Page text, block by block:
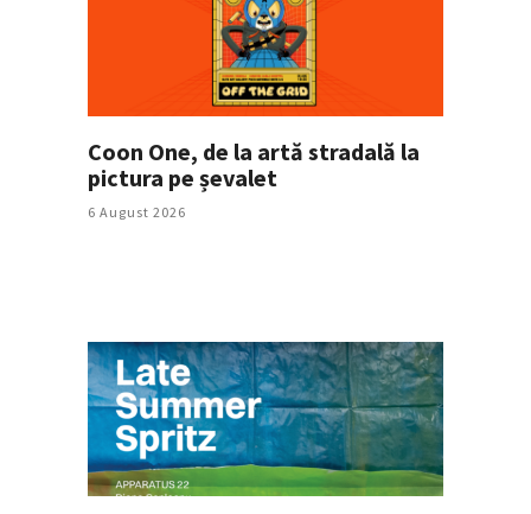
Coon One, de la artă stradală la
pictura pe șevalet
6 August 2026